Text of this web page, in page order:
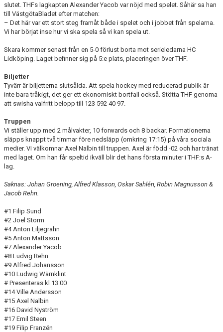
ALLMÄNHETENS ÅKNING
FÖRSÄKRING
slutet. THFs lagkapten Alexander Yacob var nöjd med spelet. Såhär sa han
till VästgötaBladet efter matchen:
– Det här var ett stort steg framåt både i spelet och i jobbet från spelarna.
Vi har börjat inse hur vi ska spela så vi kan spela ut.
Skara kommer senast från en 5-0 förlust borta mot serieledarna HC
Lidköping. Laget befinner sig på 5:e plats, placeringen över THF.
Biljetter
Tyvärr är biljetterna slutsålda. Att spela hockey med reducerad publik är
inte bara tråkigt, det ger ett ekonomiskt bortfall också. Stötta THF genoma
att swisha valfritt belopp till 123 592 40 97.
Truppen
Vi ställer upp med 2 målvakter, 10 forwards och 8 backar. Formationerna
släpps knappt två timmar före nedsläpp (omkring 17:15) på våra sociala
medier. Vi välkomnar Axel Nalbin till truppen. Axel är född -02 och har tränat
med laget. Om han får speltid ikväll blir det hans första minuter i THF:s A-
lag.
Saknas: Johan Groening, Alfred Klasson, Oskar Sahlén, Robin Magnusson &
Jacob Rehn.
#1 Filip Sund
#2 Joel Storm
#4 Anton Liljegrahn
#5 Anton Mattsson
#7 Alexander Yacob
#8 Ludvig Rehn
#9 Alfred Johansson
#10 Ludwig Wärnklint
# Presenteras kl 13:00
#14 Ville Andersson
#15 Axel Nalbin
#16 David Nyström
#17 Emil Steen
#19 Filip Franzén